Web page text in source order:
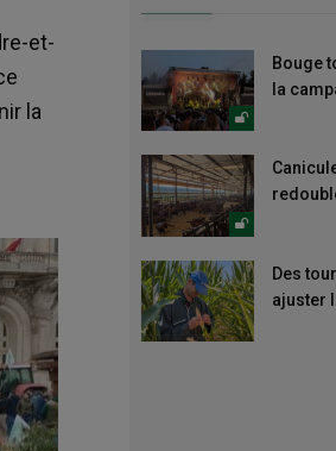
et-
la
Bouge
la
Des
ajuster